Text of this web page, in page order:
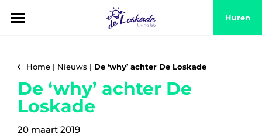
Huren
Home | Nieuws | De ‘why’ achter De Loskade
De ‘why’ achter De
Loskade
20 maart 2019